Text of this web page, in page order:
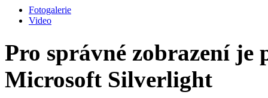
Fotogalerie
Video
Pro správné zobrazení je
Microsoft Silverlight